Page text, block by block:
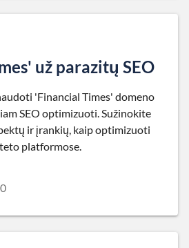
už parazitų SEO
'Financial Times' domeno
SEO optimizuoti. Sužinokite
ir įrankių, kaip optimizuoti
platformose.